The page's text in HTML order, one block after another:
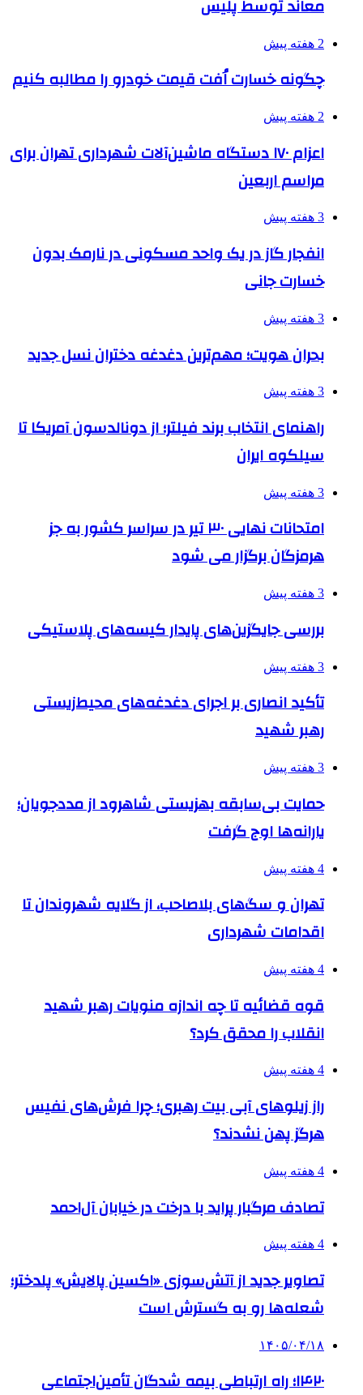
معاند توسط پلیس
2 هفته پیش
چگونه خسارت اُفت قیمت خودرو را مطالبه کنیم
2 هفته پیش
اعزام ۱۷۰ دستگاه ماشین‌آلات شهرداری تهران برای
مراسم اربعین
3 هفته پیش
انفجار گاز در یک واحد مسکونی در نارمک بدون
خسارت جانی
3 هفته پیش
بحران هویت؛ مهم‌ترین دغدغه دختران نسل جدید
3 هفته پیش
راهنمای انتخاب برند فیلتر؛ از دونالدسون آمریکا تا
سیلکوه ایران
3 هفته پیش
امتحانات نهایی ۳۰ تیر در سراسر کشور به جز
هرمزگان برگزار می شود
3 هفته پیش
بررسی جایگزین‌های پایدار کیسه‌های پلاستیکی
3 هفته پیش
تأکید انصاری بر اجرای دغدغه‌های محیط‌زیستی
رهبر شهید
3 هفته پیش
حمایت بی‌سابقه بهزیستی شاهرود از مددجویان؛
یارانه‌ها اوج گرفت
4 هفته پیش
تهران و سگ‌های بلاصاحب، از گلایه شهروندان تا
اقدامات شهرداری
4 هفته پیش
قوه قضائیه تا چه اندازه منویات رهبر شهید
انقلاب را محقق کرد؟
4 هفته پیش
راز زیلوهای آبی بیت رهبری؛ چرا فرش‌های نفیس
هرگز پهن نشدند؟
4 هفته پیش
تصادف مرگبار پراید با درخت در خیابان آل‌احمد
4 هفته پیش
تصاویر جدید از آتش‌سوزی «اکسین پالایش» پلدختر؛
شعله‌ها رو به گسترش است
۱۴۰۵/۰۴/۱۸
۱۴۲۰؛ راه ارتباطی بیمه شدگان تأمین‌اجتماعی